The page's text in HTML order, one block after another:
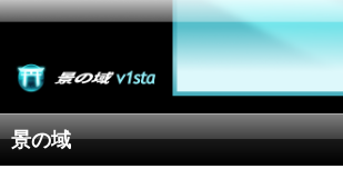
景の域
搜
索